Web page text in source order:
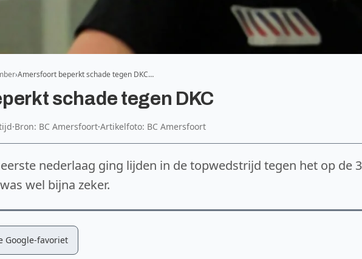
Amersfoort beperkt schade tegen DKC…
schade tegen DKC
·Bron: BC Amersfoort·Artikelfoto: BC Amersfoort
nederlaag ging lijden in de topwedstrijd tegen het op de
wel bijna zeker.
Google-favoriet